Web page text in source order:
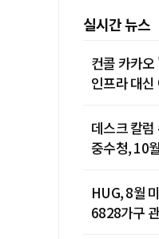
실시간 뉴스
컨콜 카카
인프라 대
데스크 칼
중수청, 10
HUG, 8월
6828가구